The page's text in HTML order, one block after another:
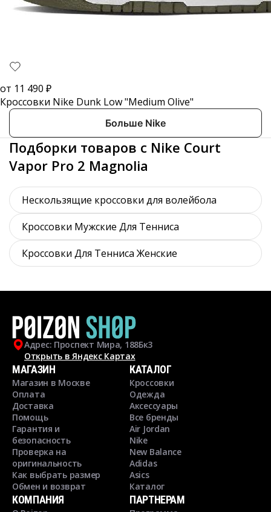
от 11 490 ₽
Кроссовки Nike Dunk Low "Medium Olive"
Больше Nike
Подборки товаров с Nike Court
Vapor Pro 2 Magnolia
Нескользящие кроссовки для волейбола
Кроссовки Мужские Для Тенниса
Кроссовки Для Тенниса Женские
Адрес: Проспект Мира, 188Бк3
Открыть в Яндекс Картах
МАГАЗИН
Магазин в Москве
Оплата
Доставка
Помощь
Гарантия и
безопасность
Проверка на
оригинальность
Как выбрать размер
Обмен и возврат
КАТАЛОГ
Кроссовки
Одежда
Аксессуары
Все бренды
Air Jordan
Nike
New Balance
Adidas
Asics
Каталог
КОМПАНИЯ ПАРТНЕРАМ